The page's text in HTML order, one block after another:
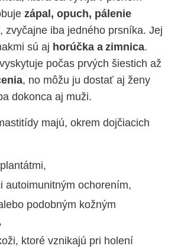
zápal, opuch, pálenie
, zvyčajne iba jedného prsníka. Jej
sú aj horúčka a zimnica.
počas prvých šiestich až
, no môžu ju dostať aj ženy
dokonca aj muži.
majú, okrem dojčiacich
autoimunitným ochorením,
podobným kožným
ktoré vznikajú pri holení